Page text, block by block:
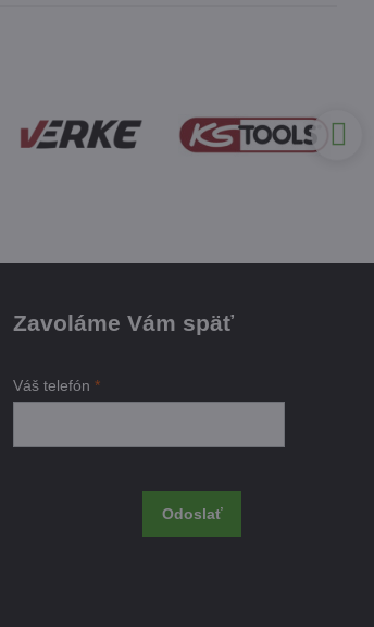
Zavoláme Vám späť
Váš telefón*
Odoslať